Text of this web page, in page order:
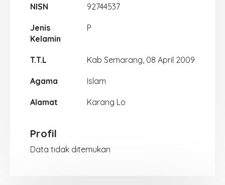
NISN 92744537
Jenis
Kelamin
P
T.T.L Kab Semarang, 08 April 2009
Agama Islam
Alamat Karang Lo
Profil
Data tidak ditemukan